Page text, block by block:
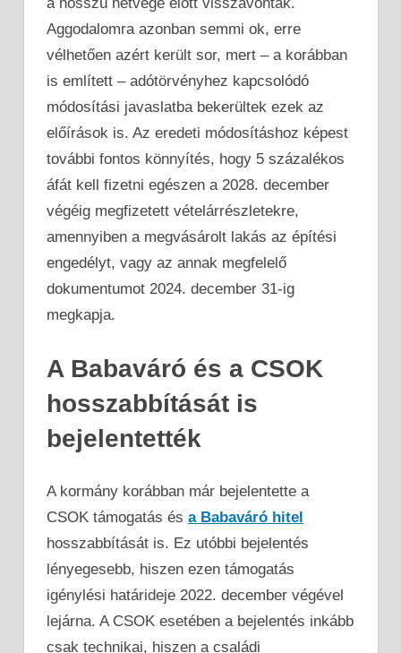
a hosszú hétvége előtt visszavonták.
Aggodalomra azonban semmi ok, erre
vélhetően azért került sor, mert – a korábban
is említett – adótörvényhez kapcsolódó
módosítási javaslatba bekerültek ezek az
előírások is. Az eredeti módosításhoz képest
további fontos könnyítés, hogy 5 százalékos
áfát kell fizetni egészen a 2028. december
végéig megfizetett vételárrészletekre,
amennyiben a megvásárolt lakás az építési
engedélyt, vagy az annak megfelelő
dokumentumot 2024. december 31-ig
megkapja.
A Babaváró és a CSOK
hosszabbítását is
bejelentették
A kormány korábban már bejelentette a
CSOK támogatás és a Babaváró hitel
hosszabbítását is. Ez utóbbi bejelentés
lényegesebb, hiszen ezen támogatás
igénylési határideje 2022. december végével
lejárna. A CSOK esetében a bejelentés inkább
csak technikai, hiszen a családi